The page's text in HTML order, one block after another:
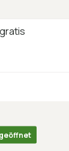
gratis